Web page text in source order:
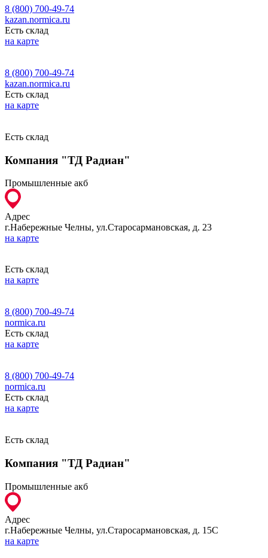
8 (800) 700-49-74
kazan.normica.ru
Есть склад
на карте
8 (800) 700-49-74
kazan.normica.ru
Есть склад
на карте
Есть склад
Компания "ТД Радиан"
Промышленные акб
Адрес
г.Набережные Челны, ул.Старосармановская, д. 23
на карте
Есть склад
на карте
8 (800) 700-49-74
normica.ru
Есть склад
на карте
8 (800) 700-49-74
normica.ru
Есть склад
на карте
Есть склад
Компания "ТД Радиан"
Промышленные акб
Адрес
г.Набережные Челны, ул.Старосармановская, д. 15С
на карте